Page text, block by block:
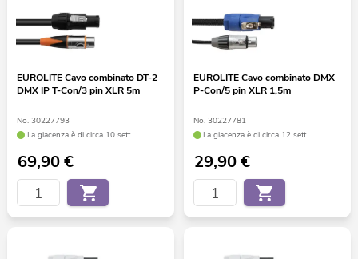
EUROLITE Cavo combinato DT-2
DMX IP T-Con/3 pin XLR 5m
No. 30227793
La giacenza è di circa 10 sett.
69,90€
EUROLITE Cavo combinato DMX
P-Con/5 pin XLR 1,5m
No. 30227781
La giacenza è di circa 12 sett.
29,90€